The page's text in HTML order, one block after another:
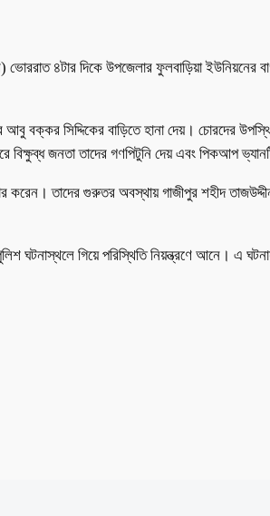
৪টার দিকে উপজেলার ফুলবাড়িয়া
সিদ্দিকের বাড়িতে হানা দেয়। চোরদের
বিক্ষুব্ধ জনতা তাদের গণপিটুনি দেয় এবং পিকআপ
তাদের গুরুতর অবস্থায় গাজীপুর শহীদ
ঘটনাস্থলে গিয়ে পরিস্থিতি নিয়ন্ত্রণে আনে। এ